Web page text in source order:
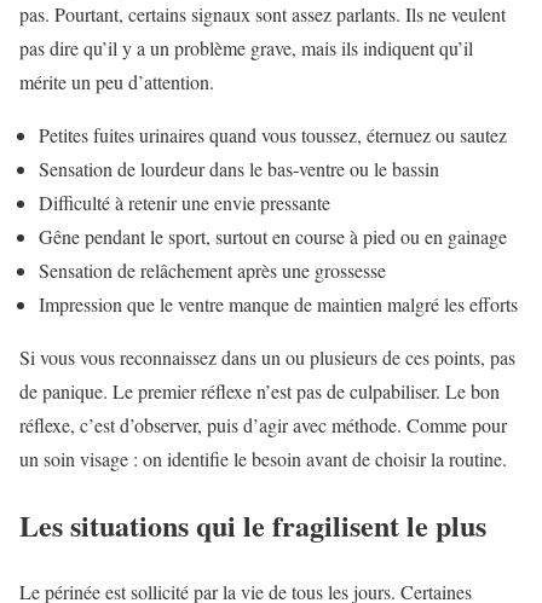
pas. Pourtant, certains signaux sont assez parlants. Ils ne veulent
pas dire qu’il y a un problème grave, mais ils indiquent qu’il
mérite un peu d’attention.
Petites fuites urinaires quand vous toussez, éternuez ou sautez
Sensation de lourdeur dans le bas-ventre ou le bassin
Difficulté à retenir une envie pressante
Gêne pendant le sport, surtout en course à pied ou en gainage
Sensation de relâchement après une grossesse
Impression que le ventre manque de maintien malgré les efforts
Si vous vous reconnaissez dans un ou plusieurs de ces points, pas
de panique. Le premier réflexe n’est pas de culpabiliser. Le bon
réflexe, c’est d’observer, puis d’agir avec méthode. Comme pour
un soin visage : on identifie le besoin avant de choisir la routine.
Les situations qui le fragilisent le plus
Le périnée est sollicité par la vie de tous les jours. Certaines